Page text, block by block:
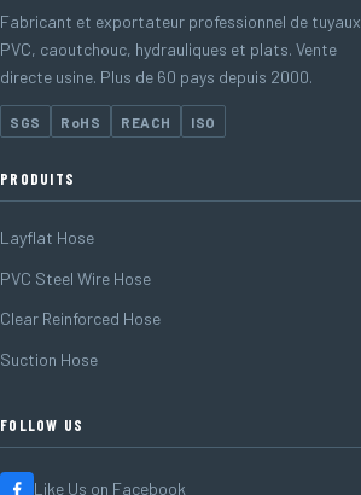
Fabricant et exportateur professionnel de tuyaux
PVC, caoutchouc, hydrauliques et plats. Vente
directe usine. Plus de 60 pays depuis 2000.
SGS RoHS REACH ISO
PRODUITS
Layflat Hose
PVC Steel Wire Hose
Clear Reinforced Hose
Suction Hose
FOLLOW US
Like Us on Facebook